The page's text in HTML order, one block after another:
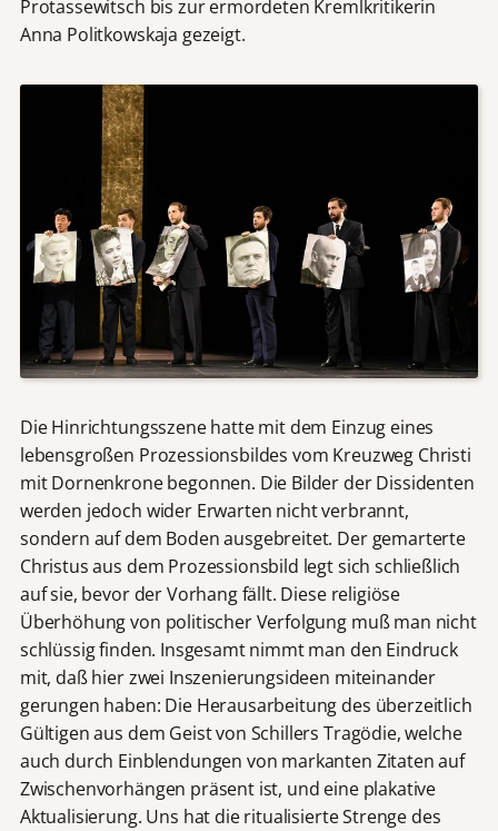
Protassewitsch bis zur ermordeten Kremlkritikerin
Anna Politkowskaja gezeigt.
Die Hinrichtungsszene hatte mit dem Einzug eines
lebensgroßen Prozessionsbildes vom Kreuzweg Christi
mit Dornenkrone begonnen. Die Bilder der Dissidenten
werden jedoch wider Erwarten nicht verbrannt,
sondern auf dem Boden ausgebreitet. Der gemarterte
Christus aus dem Prozessionsbild legt sich schließlich
auf sie, bevor der Vorhang fällt. Diese religiöse
Überhöhung von politischer Verfolgung muß man nicht
schlüssig finden. Insgesamt nimmt man den Eindruck
mit, daß hier zwei Inszenierungsideen miteinander
gerungen haben: Die Herausarbeitung des überzeitlich
Gültigen aus dem Geist von Schillers Tragödie, welche
auch durch Einblendungen von markanten Zitaten auf
Zwischenvorhängen präsent ist, und eine plakative
Aktualisierung. Uns hat die ritualisierte Strenge des